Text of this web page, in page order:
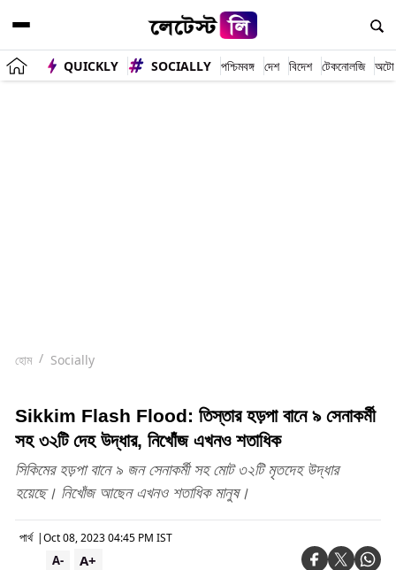
QUICKLY SOCIALLY পশ্চিমবঙ্গ দেশ বিদেশ টেকনোলজি অটো
হোম Socially
Sikkim Flash Flood: তিস্তার হড়পা বানে ৯ সেনাকর্মী
সহ ৩২টি দেহ উদ্ধার, নিখোঁজ এখনও শতাধিক
সিকিমের হড়পা বানে ৯ জন সেনাকর্মী সহ মোট ৩২টি মৃতদেহ উদ্ধার
হয়েছে। নিখোঁজ আছেন এখনও শতাধিক মানুষ।
পার্থ |Oct 08, 2023 04:45 PM IST
A+
A-